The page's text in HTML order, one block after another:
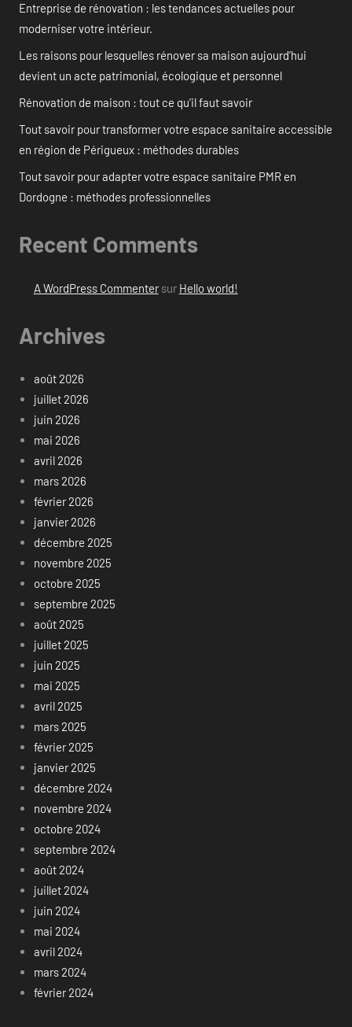
Entreprise de rénovation : les tendances actuelles pour
moderniser votre intérieur.
Les raisons pour lesquelles rénover sa maison aujourd’hui
devient un acte patrimonial, écologique et personnel
Rénovation de maison : tout ce qu’il faut savoir
Tout savoir pour transformer votre espace sanitaire accessible
en région de Périgueux : méthodes durables
Tout savoir pour adapter votre espace sanitaire PMR en
Dordogne : méthodes professionnelles
Recent Comments
A WordPress Commentersur Hello world!
Archives
août 2026
juillet 2026
juin 2026
mai 2026
avril 2026
mars 2026
février 2026
janvier 2026
décembre 2025
novembre 2025
octobre 2025
septembre 2025
août 2025
juillet 2025
juin 2025
mai 2025
avril 2025
mars 2025
février 2025
janvier 2025
décembre 2024
novembre 2024
octobre 2024
septembre 2024
août 2024
juillet 2024
juin 2024
mai 2024
avril 2024
mars 2024
février 2024